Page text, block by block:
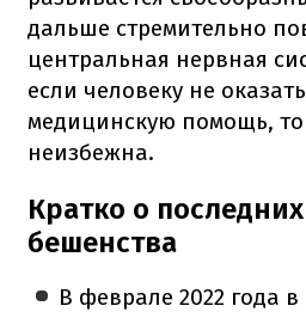
дальше стремительно
центральная нервная
если человеку не
медицинскую помощь, то
неизбежна.
Кратко о
бешенства
В феврале 2022 года